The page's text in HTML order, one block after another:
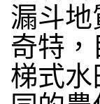
漏斗
奇特
梯式